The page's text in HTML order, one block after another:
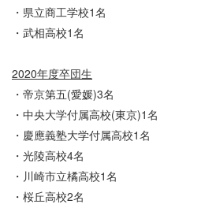
・県立商工学校1名
・武相高校1名
2020年度卒団生
・帝京第五(愛媛)3名
・中央大学付属高校(東京)1名
・慶應義塾大学付属高校1名
・光陵高校4名
・川崎市立橘高校1名
・桜丘高校2名